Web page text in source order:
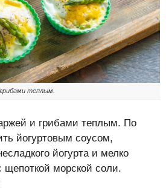
теплым.
и грибами теплым. По
йогуртовым соусом,
йогурта и мелко
щепоткой морской соли.